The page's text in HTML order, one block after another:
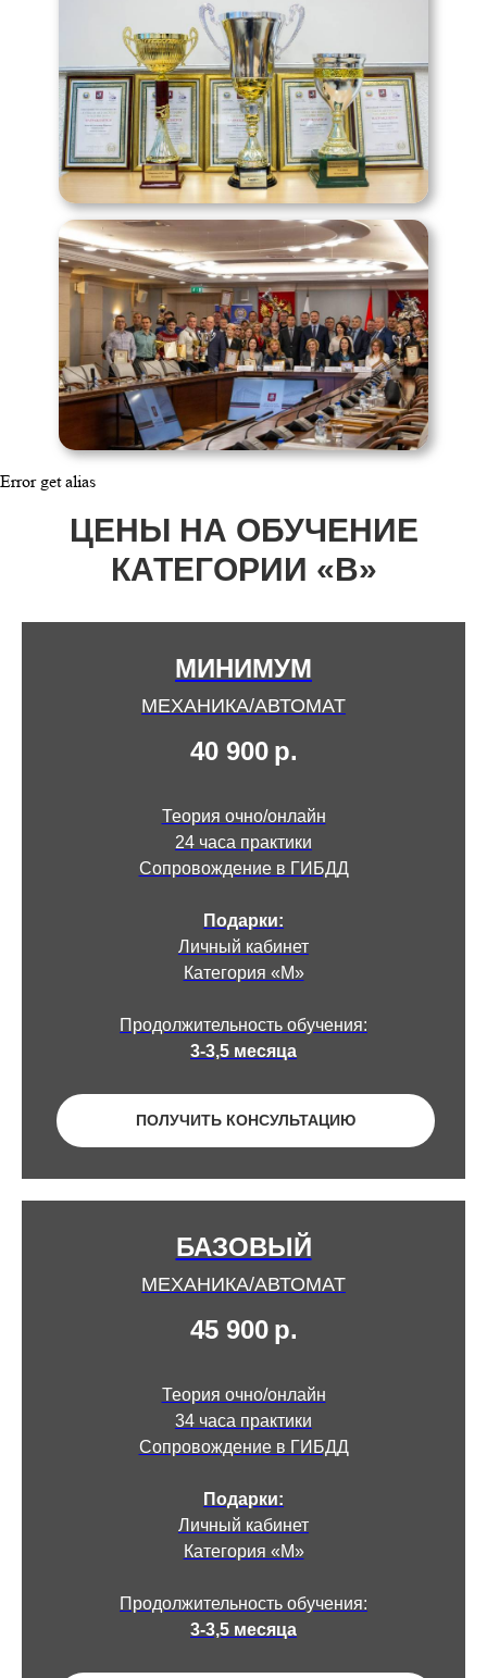
Error get alias
ЦЕНЫ НА ОБУЧЕНИЕ
КАТЕГОРИИ «В»
МИНИМУМ
МЕХАНИКА/АВТОМАТ
40 900 р.
Теория очно/онлайн
24 часа практики
Сопровождение в ГИБДД
Подарки:
Личный кабинет
Категория «М»
Продолжительность обучения:
3-3,5 месяца
ПОЛУЧИТЬ КОНСУЛЬТАЦИЮ
БАЗОВЫЙ
МЕХАНИКА/АВТОМАТ
45 900 р.
Теория очно/онлайн
34 часа практики
Сопровождение в ГИБДД
Подарки:
Личный кабинет
Категория «М»
Продолжительность обучения:
3-3,5 месяца